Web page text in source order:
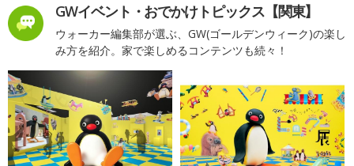
GWイベント・おでかけトピックス【関東】
ウォーカー編集部が選ぶ、GW(ゴールデンウィーク)の楽し
み方を紹介。家で楽しめるコンテンツも続々！